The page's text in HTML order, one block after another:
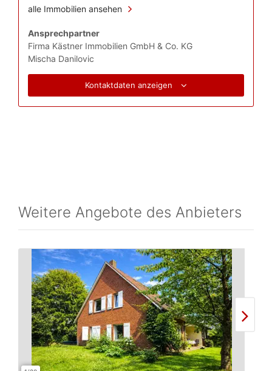
alle Immobilien ansehen
Ansprechpartner
Firma Kästner Immobilien GmbH & Co. KG
Mischa Danilovic
Kontaktdaten anzeigen
Weitere Angebote des Anbieters